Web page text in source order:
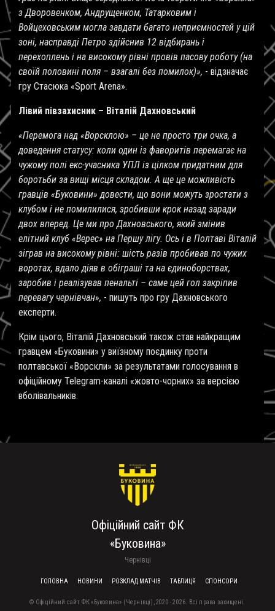
з Дворовенком, Андрущенком, Татарковим і
Войцеховським могла завдати багато неприємностей у цій
зоні, насправді Петро здійснив 12 відбирань і
перехоплень і на високому рівні провів пасову роботу (на
своїй половині поля – взагалі без помилок)», - відзначає
гру Стасюка «Sport Arena».
Лівий півзахисник – Віталій Дахновський
«Перемога над «Ворсклою» – це не просто три очка, а
доведення статусу: коли один із фаворитів перемагає на
чужому полі екс-учасника УПЛ із цілком придатним для
боротьби за вищі місця складом. А ще це можливість
гравців «Буковини» довести, що вони можуть зростати з
клубом і не помилилися, зробивши крок назад заради
двох вперед. Це ми про Дахновського, який змінив
елітний клуб «Верес» на Першу лігу. Ось і в Полтаві Віталій
зіграв на високому рівні: шість разів пробивав по чужих
воротах, вдало діяв в обіграші та на єдиноборствах,
заробив і реалізував пенальті – саме цей гол закріпив
перевагу чернівчан», - пишуть про гру Дахновського
експерти.
Крім цього, Віталій Дахновський також став найкращим
гравцем «Буковини» у виїзному поєдинку проти
полтавської «Ворскли» за результатами голосування в
офіційному Telegram-каналі «жовто-чорних» за версією
вболівальників.
Офіційний сайт ФК
«Буковина»
Чернівці
FOOTER MENU
ГОЛОВНА НОВИНИ РОЗКЛАД МАТЧІВ ТАБЛИЦЯ СПОНСОРИ
© Офіційний сайт ФК «Буковина» (Чернівці), 2020 - 2026. Всі права захищені.